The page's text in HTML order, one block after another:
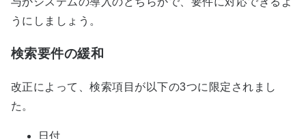
うにしましょう。
検索要件の緩和
改正によって、検索項目が以下の3つに限定されまし
た。
日付